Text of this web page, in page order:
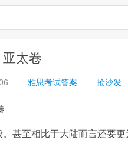
太卷
雅思考试答案 抢沙发
甚至相比于大陆而言还要